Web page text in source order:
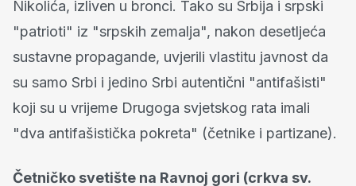
Nikolića, izliven u bronci. Tako su Srbija i srpski
"patrioti" iz "srpskih zemalja", nakon desetljeća
sustavne propagande, uvjerili vlastitu javnost da
su samo Srbi i jedino Srbi autentični "antifašisti"
koji su u vrijeme Drugoga svjetskog rata imali
"dva antifašistička pokreta" (četnike i partizane).
Četničko svetište na Ravnoj gori (crkva sv.